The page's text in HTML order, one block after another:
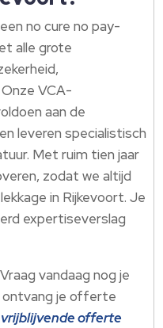
no cure no pay-
alle grote
VCA-
aan de
leveren specialistisch
Met ruim tien jaar
zodat we altijd
in Rijkevoort.​ Je
expertiseverslag
vandaag nog je
ontvang je offerte
offerte